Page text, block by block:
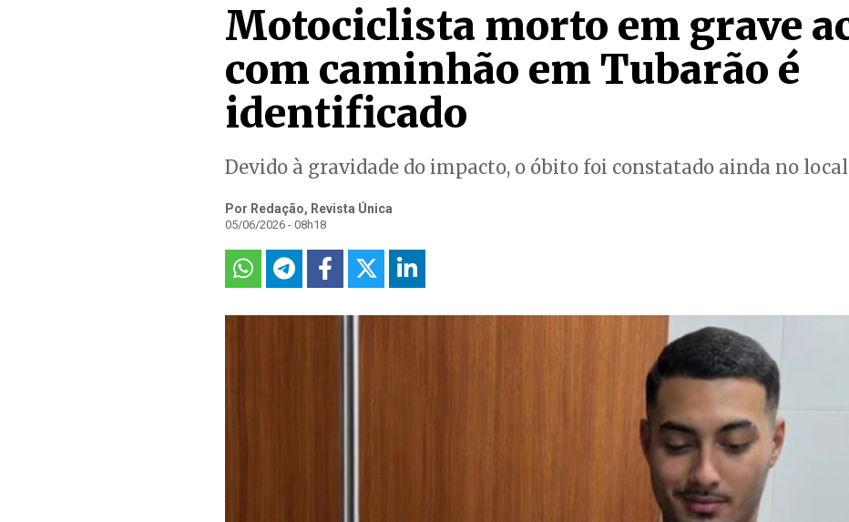
Motociclista morto em grave
com caminhão em Tubarão é
identificado
Devido à gravidade do impacto, o óbito foi constatado ainda no local
Por Redação, Revista Única
05/06/2026 - 08h18